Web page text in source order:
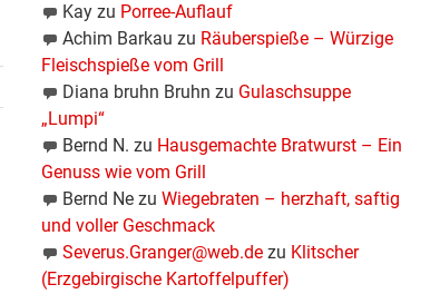
Kayzu Porree-Auflauf
Achim Barkau zu Räuberspieße – Würzige
Fleischspieße vom Grill
Diana bruhn Bruhn zu Gulaschsuppe
„Lumpi“
Bernd N. zu Hausgemachte Bratwurst – Ein
Genuss wie vom Grill
Bernd Nezu Wiegebraten – herzhaft, saftig
und voller Geschmack
Severus.Granger@web.dezu Klitscher
(Erzgebirgische Kartoffelpuffer)